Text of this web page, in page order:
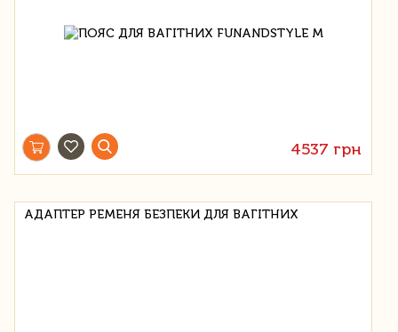
4537 грн
АДАПТЕР РЕМЕНЯ БЕЗПЕКИ ДЛЯ ВАГІТНИХ